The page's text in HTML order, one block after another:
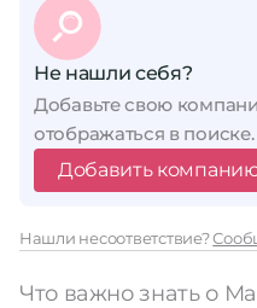
Не нашли себя?
Добавьте свою
отображаться в поиске.
Добавить
Нашли несоответствие?
Что важно знать о